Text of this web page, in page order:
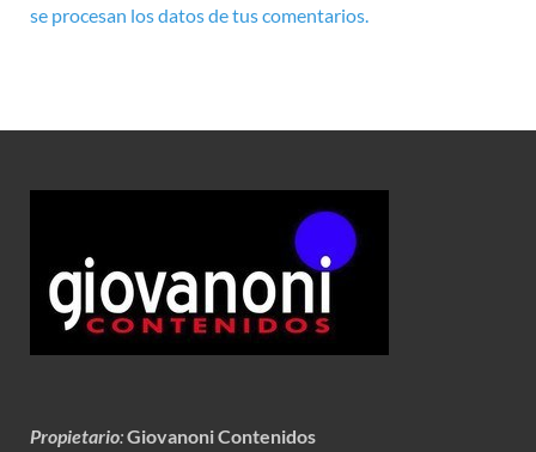
se procesan los datos de tus comentarios.
Propietario:Giovanoni Contenidos